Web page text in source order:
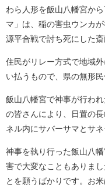
わら人形を飯山八幡宮か
マ」は、稲の害虫ウンカ
源平合戦で討ち死にした
住民がリレー方式で地域
い払うもので、県の無形
飯山八幡宮で神事が行わ
の皆さんにより、日置の
ネル内にサバーサマとサ
神事を執り行った飯山八
害で大変なこともありま
とを願うばかりです。お